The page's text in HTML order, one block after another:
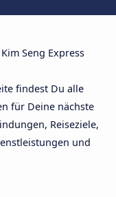
Seng Express
findest Du alle
für Deine nächste
Reiseziele,
und